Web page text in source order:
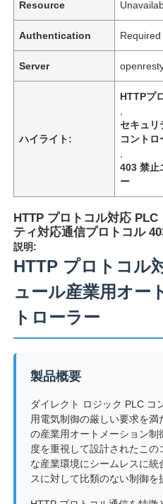
Resource
Authentication Required
Server
ハイライト:
HTTPプ
セキュリ
コントロ
403 禁止
ー
HTTP プロトコル対応
ティ対応通信プロトコル
説明:
HTTP プロトコル
ュール産業用オー
トローラー
製品概要
ダイレクト ロジック PLC コ
用電気制御の厳しい要求を
の産業用オートメーション
度を重視して設計されたこ
な産業環境にシームレスに
スに対して比類のない制御を